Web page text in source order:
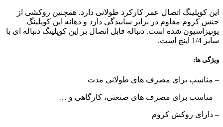
این کوپلینگ اتصال عمر کارکرد طولانی دارد. همچنین روکشی از
جنس کروم مقاوم در برابر ساییدگی دارد و دهانه این کوپلینگ
یونیزاسیون شده است. دنباله قابل اتصال بر این کوپلینگ دنباله ای با
سایز 1/4 اینچ است.
ویژگی ها:
– مناسب برای مصرف های طولانی مدت
– مناسب برای مصرف های صنعتی، کارگاهی و …
– دارای روکش کروم